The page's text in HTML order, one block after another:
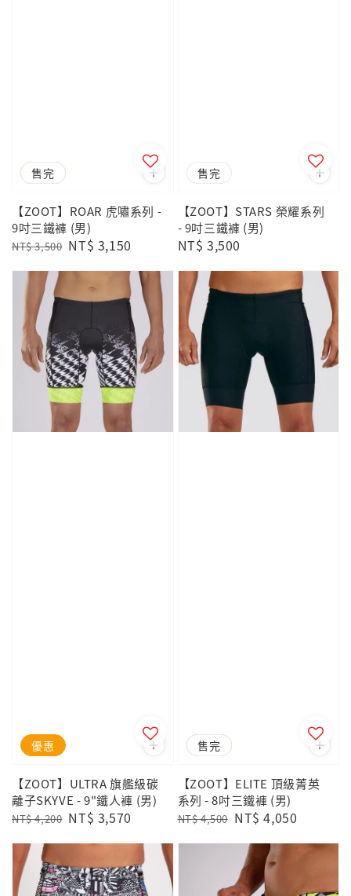
優惠
售完
【ZOOT】ROAR 虎嘯系列 -
9吋三鐵褲 (男)
Regular
NT$ 3,500 Sale
NT$ 3,150
售完
【ZOOT】STARS 榮耀系列
- 9吋三鐵褲 (男)
Regular
NT$ 3,500
優惠
【ZOOT】ULTRA 旗艦級碳
離子SKYVE - 9"鐵人褲 (男)
Regular
NT$ 4,200 Sale
NT$ 3,570
優惠
售完
【ZOOT】ELITE 頂級菁英
系列 - 8吋三鐵褲 (男)
Regular
NT$ 4,500 Sale
NT$ 4,050